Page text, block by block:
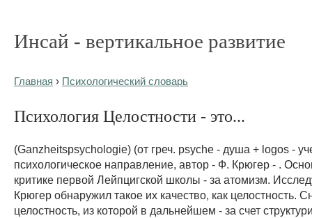
Инсай - вертикальное развитие
Главная › Психологический словарь
Психология Целостности - это...
(Ganzheitspsychologie) (от греч. psyche - душа + logos -
психологическое направление, автор - Ф. Крюгер - .
критике первой Лейпцигской школы - за атомизм.
Крюгер обнаружил такое их качество, как целостность.
целостность, из которой в дальнейшем - за счет